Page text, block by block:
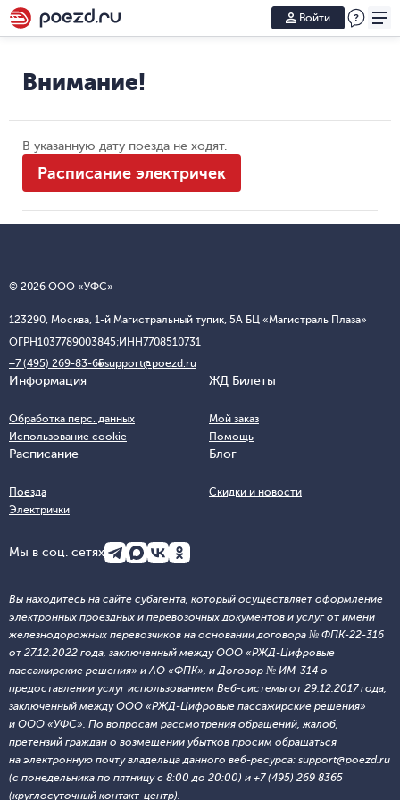
Войти
Внимание!
В указанную дату поезда не ходят.
Расписание электричек
© 2026 ООО «УФС»
123290, Москва, 1-й Магистральный тупик, 5А БЦ «Магистраль Плаза»
ОГРН1037789003845;ИНН7708510731
+7 (495) 269-83-65support@poezd.ru
Информация
Обработка перс. данных
Использование cookie
ЖД Билеты
Мой заказ
Помощь
Расписание
Поезда
Электрички
Блог
Скидки и новости
Мы в соц. сетях
Вы находитесь на сайте субагента, который осуществляет оформление
электронных проездных и перевозочных документов и услуг от имени
железнодорожных перевозчиков на основании договора № ФПК-22-316
от 27.12.2022 года, заключенный между ООО «РЖД-Цифровые
пассажирские решения» и АО «ФПК», и Договор № ИМ-314 о
предоставлении услуг использованием Веб-системы от 29.12.2017 года,
заключенный между ООО «РЖД-Цифровые пассажирские решения»
и ООО «УФС». По вопросам рассмотрения обращений, жалоб,
претензий граждан о возмещении убытков просим обращаться
на электронную почту владельца данного веб-ресурса: support@poezd.ru
(с понедельника по пятницу с 8:00 до 20:00) и +7 (495) 269 8365
(круглосуточный контакт-центр).